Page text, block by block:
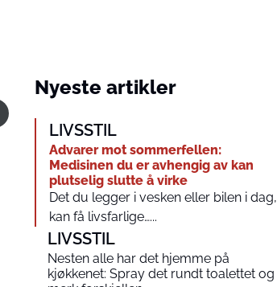
Nyeste artikler
LIVSSTIL
Advarer mot sommerfellen:
Medisinen du er avhengig av kan
plutselig slutte å virke
Det du legger i vesken eller bilen i dag,
kan få livsfarlige…...
LIVSSTIL
Nesten alle har det hjemme på
kjøkkenet: Spray det rundt toalettet og